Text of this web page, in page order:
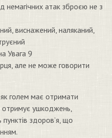
немагічних атак зброєю не з
виснажений, наляканий,
Увага 9
але не може говорити
голем має отримати
отримує ушкоджень,
пунктів здоров’я, що